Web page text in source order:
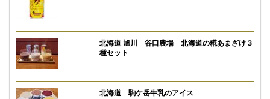
北海道 旭川 谷口農場 北海道の糀あまざけ３
種セット
北海道 駒ケ岳牛乳のアイス